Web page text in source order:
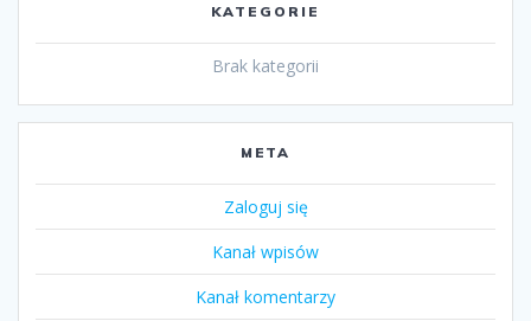
KATEGORIE
Brak kategorii
META
Zaloguj się
Kanał wpisów
Kanał komentarzy